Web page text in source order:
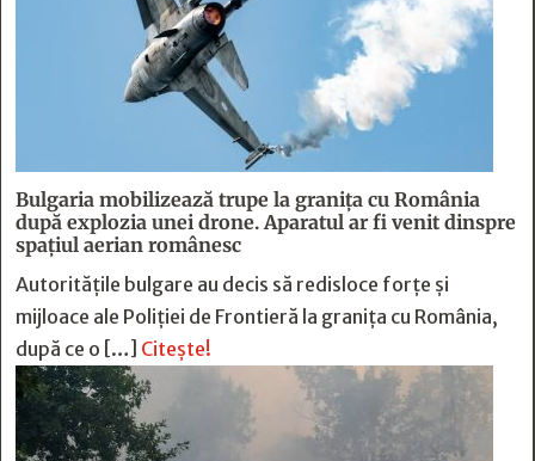
Bulgaria mobilizează trupe la granița cu România
după explozia unei drone. Aparatul ar fi venit dinspre
spațiul aerian românesc
Autoritățile bulgare au decis să redisloce forțe și
mijloace ale Poliției de Frontieră la granița cu România,
după ce o […] Citește!